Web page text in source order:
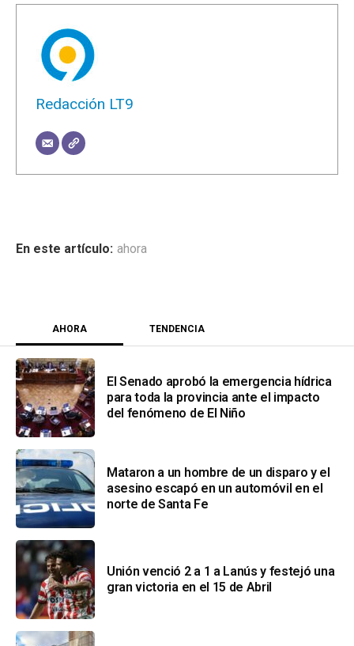
Redacción LT9
ahora
AHORA TENDENCIA
El Senado aprobó la emergencia hídrica
para toda la provincia ante el impacto
del fenómeno de El Niño
Mataron a un hombre de un disparo y el
asesino escapó en un automóvil en el
norte de Santa Fe
Unión venció 2 a 1 a Lanús y festejó una
gran victoria en el 15 de Abril